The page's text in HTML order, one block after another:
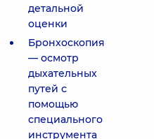
детальной
оценки
Бронхоскопия
— осмотр
дыхательных
путей с
помощью
специального
инструмента